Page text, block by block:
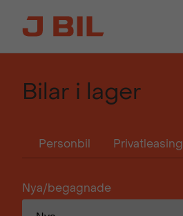
Bilar i lager
Personbil Privatleasing
Nya/begagnade